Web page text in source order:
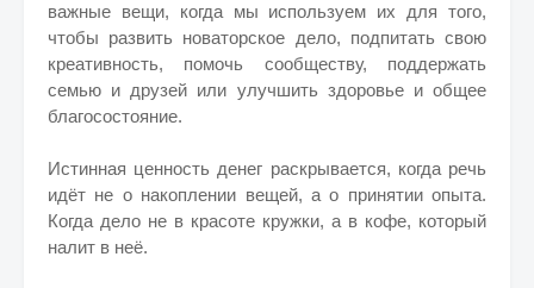
важные вещи, когда мы используем их для того,
чтобы развить новаторское дело, подпитать свою
креативность, помочь сообществу, поддержать
семью и друзей или улучшить здоровье и общее
благосостояние.
Истинная ценность денег раскрывается, когда речь
идёт не о накоплении вещей, а о принятии опыта.
Когда дело не в красоте кружки, а в кофе, который
налит в неё.